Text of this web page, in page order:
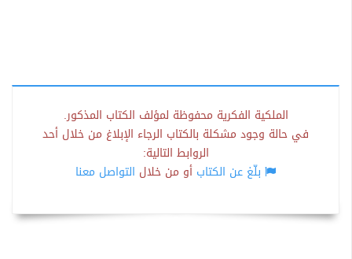
الملكية الفكرية محفوظة لمؤلف الكتاب المذكور.
في حالة وجود مشكلة بالكتاب الرجاء الإبلاغ من خلال أحد
الروابط التالية:
بلّغ عن الكتاب أو من خلال التواصل معنا